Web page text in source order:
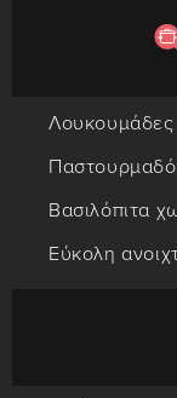
Λουκουμάδες
Βασιλόπιτα
Εύκολη